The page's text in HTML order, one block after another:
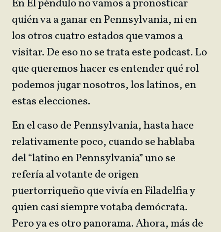
En El péndulo no vamos a pronosticar
quién va a ganar en Pennsylvania, ni en
los otros cuatro estados que vamos a
visitar. De eso no se trata este podcast. Lo
que queremos hacer es entender qué rol
podemos jugar nosotros, los latinos, en
estas elecciones.
En el caso de Pennsylvania, hasta hace
relativamente poco, cuando se hablaba
del “latino en Pennsylvania” uno se
refería al votante de origen
puertorriqueño que vivía en Filadelfia y
quien casi siempre votaba demócrata.
Pero ya es otro panorama. Ahora, más de